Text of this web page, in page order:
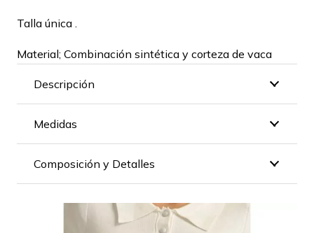
Talla única .
Material; Combinación sintética y corteza de vaca
Descripción
Medidas
Composición y Detalles